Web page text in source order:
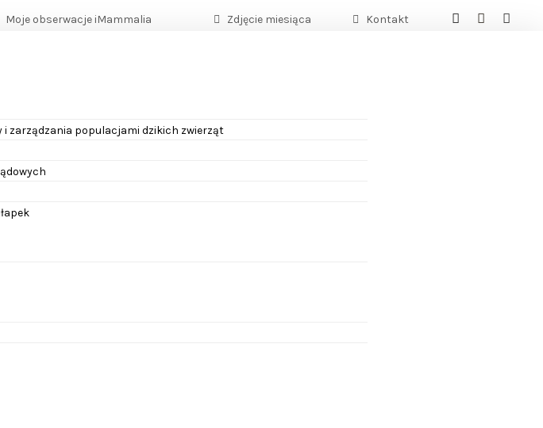
Moje obserwacje iMammalia Zdjęcie miesiąca Kontakt
zarządzania populacjami dzikich zwierząt